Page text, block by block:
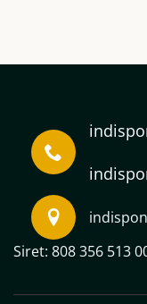
Siret: 808 356 513